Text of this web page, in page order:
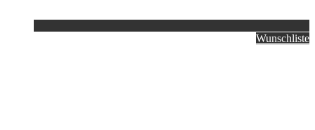
Wunschliste